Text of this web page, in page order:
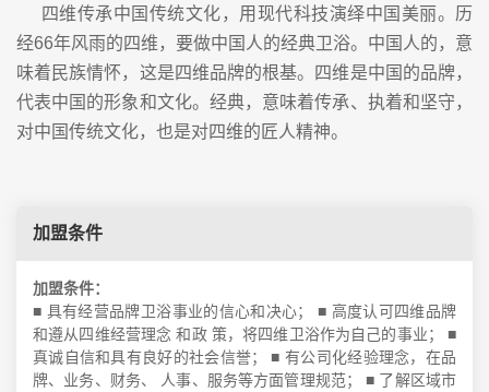
四维传承中国传统文化，用现代科技演绎中国美丽。历
经66年风雨的四维，要做中国人的经典卫浴。中国人的，意
味着民族情怀，这是四维品牌的根基。四维是中国的品牌，
代表中国的形象和文化。经典，意味着传承、执着和坚守，
对中国传统文化，也是对四维的匠人精神。
加盟条件
加盟条件：
■ 具有经营品牌卫浴事业的信心和决心； ■ 高度认可四维品牌
和遵从四维经营理念 和政 策，将四维卫浴作为自己的事业； ■
真诚自信和具有良好的社会信誉； ■ 有公司化经验理念，在品
牌、业务、财务、 人事、服务等方面管理规范； ■ 了解区域市